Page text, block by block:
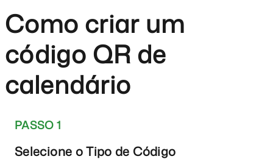
Como criar um
código QR de
calendário
PASSO 1
Selecione o Tipo de Código